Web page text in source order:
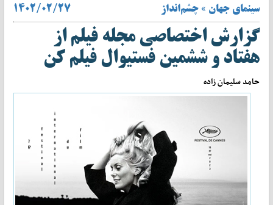
سینمای جهان » چشم‌انداز ۱۴۰۲/۰۲/۲۷
گزارش اختصاصی مجله فیلم از
هفتاد و ششمین فستیوال فیلم کن
حامد سلیمان زاده